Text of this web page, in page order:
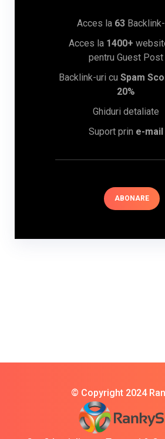
Acces la 63
Acces la 1400+
pentru Guest Post
Backlink-uri cu Spam
20%
Ghiduri detaliate
Suport prin e-mail
ABONARE
© Copyright 2024